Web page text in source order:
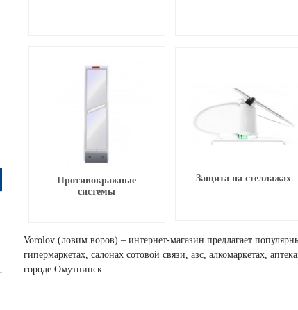
Противокражные
системы
Защита на стеллажах
Vorolov (ловим воров) – интернет-магазин предлагает
гипермаркетах, салонах сотовой связи, азс, алкомаркетах,
городе Омутнинск.